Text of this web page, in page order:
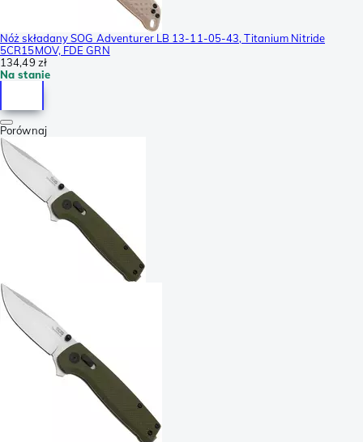
Nóż składany SOG Adventurer LB 13-11-05-43, Titanium Nitride
5CR15MOV, FDE GRN
134,49 zł
Na stanie
Porównaj